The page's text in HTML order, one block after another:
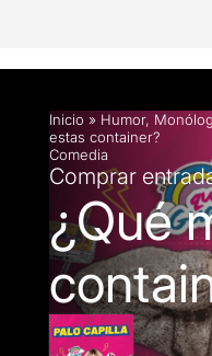
Inicio » Humor,
estas container?
Comedia
Comprar
¿Qué